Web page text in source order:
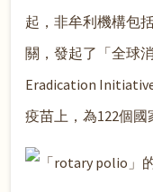
起，非牟利機構包
關，發起了「全球
Eradication
疫苗上，為122個國